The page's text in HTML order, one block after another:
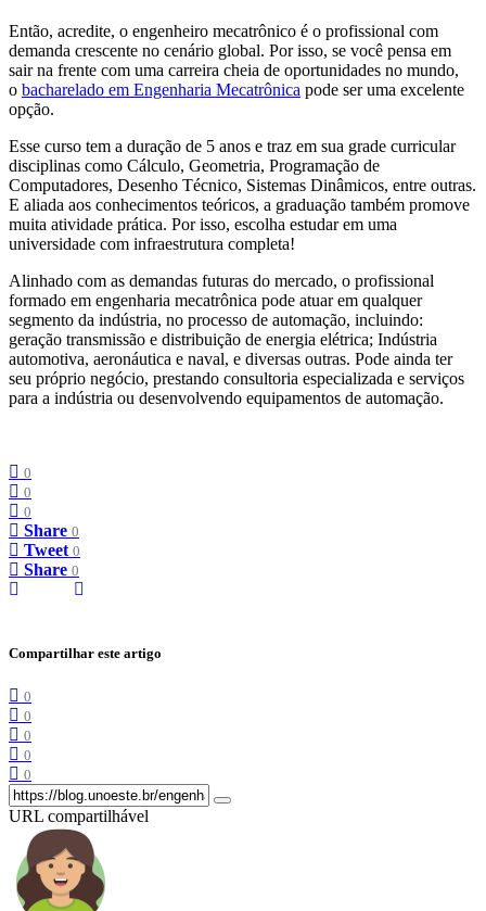
Então, acredite, o engenheiro mecatrônico é o profissional com
demanda crescente no cenário global. Por isso, se você pensa em
sair na frente com uma carreira cheia de oportunidades no mundo,
o bacharelado em Engenharia Mecatrônica pode ser uma excelente
opção.
Esse curso tem a duração de 5 anos e traz em sua grade curricular
disciplinas como Cálculo, Geometria, Programação de
Computadores, Desenho Técnico, Sistemas Dinâmicos, entre outras.
E aliada aos conhecimentos teóricos, a graduação também promove
muita atividade prática. Por isso, escolha estudar em uma
universidade com infraestrutura completa!
Alinhado com as demandas futuras do mercado, o profissional
formado em engenharia mecatrônica pode atuar em qualquer
segmento da indústria, no processo de automação, incluindo:
geração transmissão e distribuição de energia elétrica; Indústria
automotiva, aeronáutica e naval, e diversas outras. Pode ainda ter
seu próprio negócio, prestando consultoria especializada e serviços
para a indústria ou desenvolvendo equipamentos de automação.
0
0
0
Share 0
Tweet 0
Share 0
Compartilhar este artigo
0
0
0
0
0
URL compartilhável